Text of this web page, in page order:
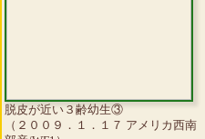
脱皮が近い３齢幼生③
（２００９．１．１７ アメリカ西南